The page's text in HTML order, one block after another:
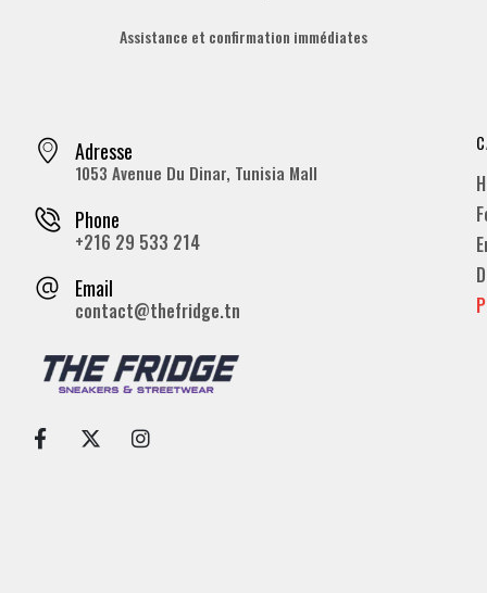
Assistance et confirmation immédiates
Adresse
1053 Avenue Du Dinar, Tunisia Mall
Phone
+216 29 533 214
Email
contact@thefridge.tn